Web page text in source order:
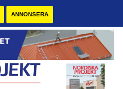
ANNONSERA